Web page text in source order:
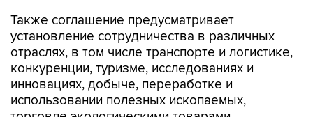
Также соглашение предусматривает
установление сотрудничества в различных
отраслях, в том числе транспорте и логистике,
конкуренции, туризме, исследованиях и
инновациях, добыче, переработке и
использовании полезных ископаемых,